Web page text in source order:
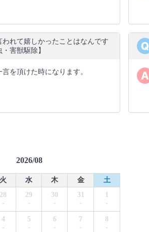
われて嬉しかったことはなんです
害獣駆除】
を頂けた時になります。
2026/08
火 水 木 金
土
28
-
29
-
30
-
31
-
1
-
4
-
5
-
6
-
7
-
8
-